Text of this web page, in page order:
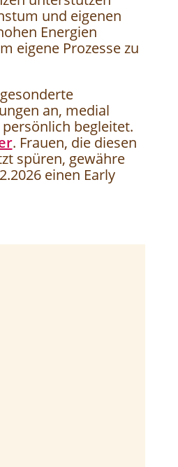
und eigenen
Energien
eigene Prozesse zu
an, medial
begleitet.
. Frauen, die diesen
spüren, gewähre
einen Early